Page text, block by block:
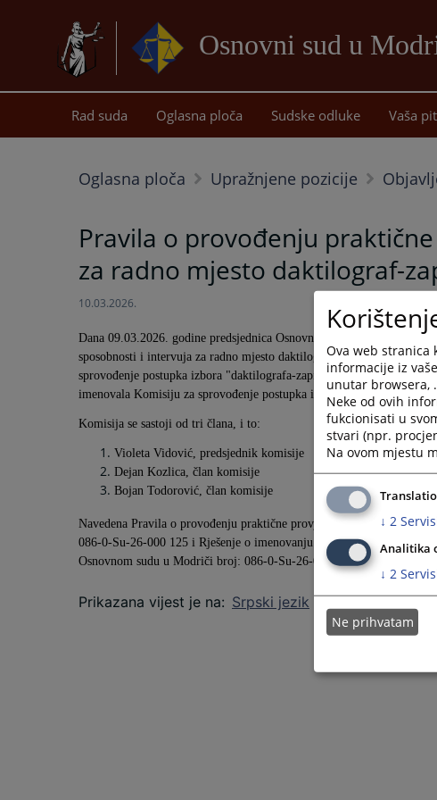
Osnovni sud u
Rad suda Oglasna ploča Sudske odluke Vaša
Oglasna ploča Upražnjene pozicije
Pravila o provođenju
za radno mjesto daktilograf-
10.03.2026.
Dana 09.03.2026. godine predsjednica Osnovnog suda u Modriči je
sposobnosti i intervuja za radno mjesto daktilograf-zapisničar broj:
sprovođenje postupka izbora "daktilografa-zapisničara", putem
imenovala Komisiju za sprovođenje postupka izbora "daktilografa-
Komisija se sastoji od tri člana, i to:
Violeta Vidović, predsjednik komisije
Dejan Kozlica, član komisije
Bojan Todorović, član komisije
Navedena Pravila o provođenju praktične provjere znanja, radnih i
086-0-Su-26-000 125 i Rješenje o imenovanju Komisije za
Osnovnom sudu u Modriči broj: 086-0-Su-26-000 125možete
Prikazana vijest je na: Srpski jezik
Ova web
informacije iz
unutar browsera,
Neke od ovih
fukcionisati u
stvari (npr.
Na ovom mjestu
↓ 2
Analitika
↓ 2
Ne prihvatam